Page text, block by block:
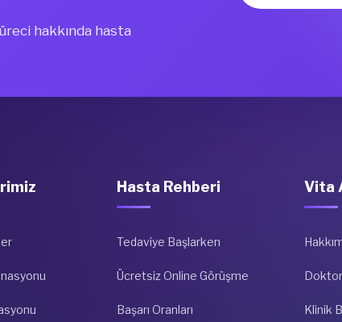
hakkında hasta
Hasta Rehberi
Tedaviye Başlarken
Ücretsiz Online Görüşme
Başarı Oranları
Vita
Klinik